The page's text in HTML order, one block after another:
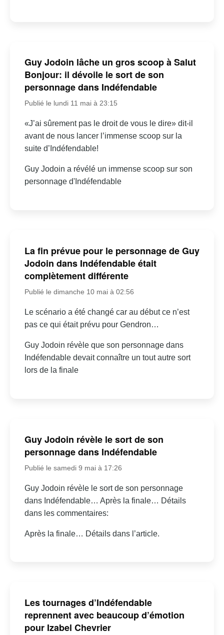
Guy Jodoin lâche un gros scoop à Salut
Bonjour: il dévoile le sort de son
personnage dans Indéfendable
Publié le lundi 11 mai à 23:15
«J’ai sûrement pas le droit de vous le dire» dit-il
avant de nous lancer l’immense scoop sur la
suite d’Indéfendable!
Guy Jodoin a révélé un immense scoop sur son
personnage d'Indéfendable
La fin prévue pour le personnage de Guy
Jodoin dans Indéfendable était
complètement différente
Publié le dimanche 10 mai à 02:56
Le scénario a été changé car au début ce n’est
pas ce qui était prévu pour Gendron…
Guy Jodoin révèle que son personnage dans
Indéfendable devait connaître un tout autre sort
lors de la finale
Guy Jodoin révèle le sort de son
personnage dans Indéfendable
Publié le samedi 9 mai à 17:26
Guy Jodoin révèle le sort de son personnage
dans Indéfendable… Après la finale… Détails
dans les commentaires:
Après la finale… Détails dans l’article.
Les tournages d’Indéfendable
reprennent avec beaucoup d’émotion
pour Izabel Chevrier